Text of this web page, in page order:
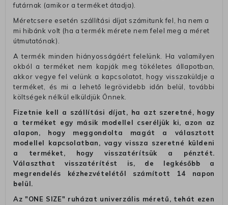
futárnak (amikor a terméket átadja).
Méretcsere esetén szállítási díjat számitunk fel, ha nem a
mi hibánk volt (ha a termék mérete nem felel meg a méret
útmutatónak).
A termék minden hiányosságáért felelünk. Ha valamilyen
okból a terméket nem kapják meg tökéletes állapotban,
akkor vegye fel velünk a kapcsolatot, hogy visszaküldje a
terméket, és mi a lehető legrövidebb időn belül, további
költségek nélkül elküldjük Önnek.
Fizetnie kell a szállítási díjat, ha azt szeretné, hogy
a terméket egy másik modellel cseréljük ki, azon az
alapon, hogy meggondolta magát a választott
modellel kapcsolatban, vagy vissza szeretné küldeni
a terméket, hogy visszatérítsük a pénztét.
Választhat visszatérítést is, de legkésőbb a
megrendelés kézhezvételétől számított 14 napon
belül.
Az "ONE SIZE" ruházat univerzális méretű, tehát ezen